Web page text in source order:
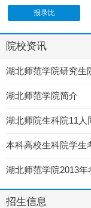
报录比
院校资讯
湖北师范学院研究生
湖北师范学院简介
湖北师院生科院11
本科高校生科院学生
湖北师范学院2013年
招生信息